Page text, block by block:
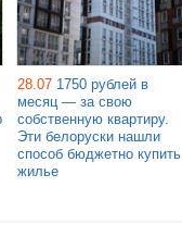
28.07 1750 рублей в
месяц — за свою
собственную квартиру.
Эти белоруски нашли
способ бюджетно купить
жилье